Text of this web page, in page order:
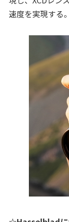
速度を実現する